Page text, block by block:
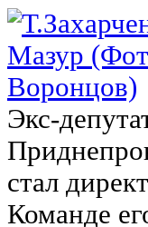
Экс-
стал
Команде